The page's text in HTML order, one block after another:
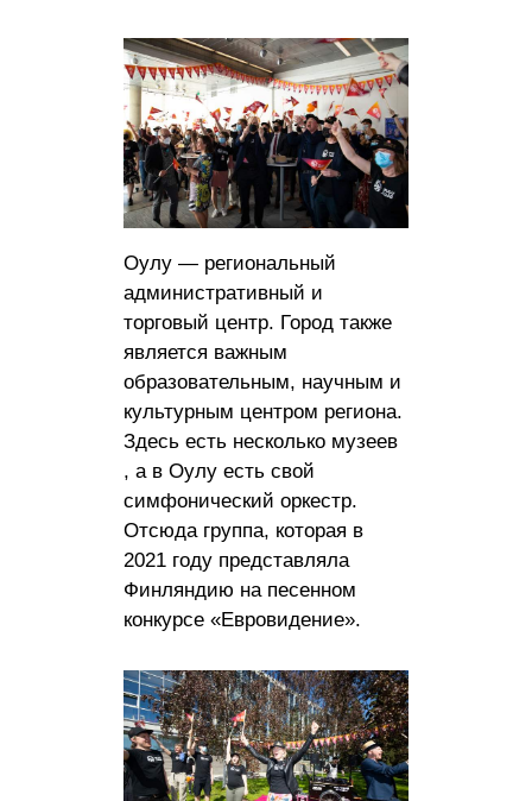
Оулу — региональный
административный и
торговый центр. Город также
является важным
образовательным, научным и
культурным центром региона.
Здесь есть несколько музеев
, а в Оулу есть свой
симфонический оркестр.
Отсюда группа, которая в
2021 году представляла
Финляндию на песенном
конкурсе «Евровидение».